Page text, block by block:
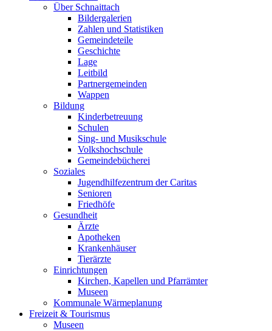
Über Schnaittach
Bildergalerien
Zahlen und Statistiken
Gemeindeteile
Geschichte
Lage
Leitbild
Partnergemeinden
Wappen
Bildung
Kinderbetreuung
Schulen
Sing- und Musikschule
Volkshochschule
Gemeindebücherei
Soziales
Jugendhilfezentrum der Caritas
Senioren
Friedhöfe
Gesundheit
Ärzte
Apotheken
Krankenhäuser
Tierärzte
Einrichtungen
Kirchen, Kapellen und Pfarrämter
Museen
Kommunale Wärmeplanung
Freizeit & Tourismus
Museen